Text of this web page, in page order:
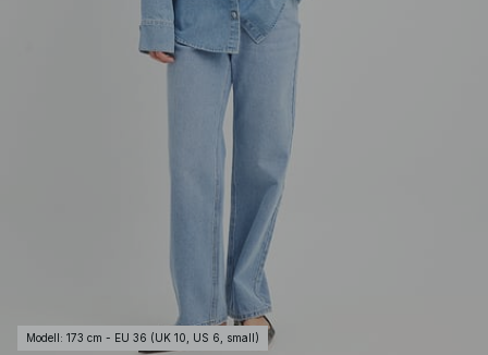
Modell : 173 cm - EU 36 (UK 10, US 6, small)